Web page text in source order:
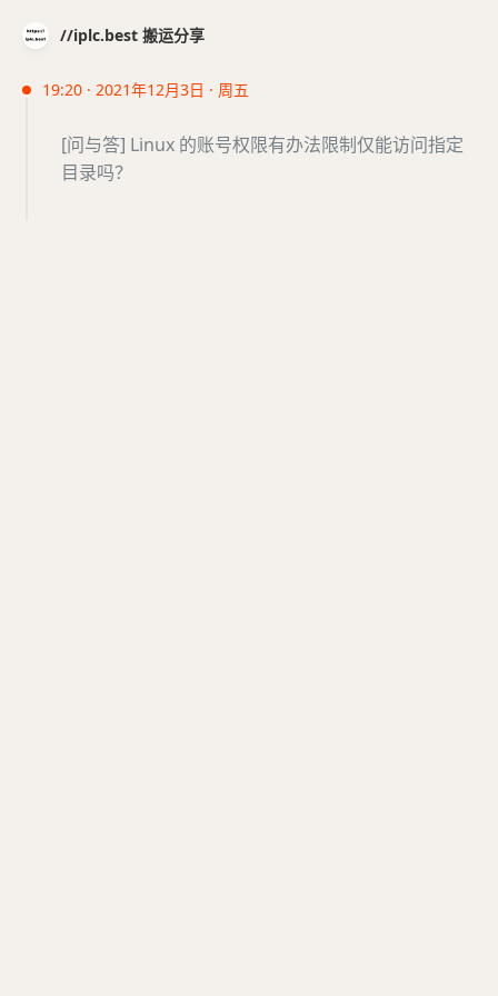
//iplc.best 搬运分享
19:20 · 2021年12月3日 · 周五
[问与答] Linux 的账号权限有办法限制仅能访问指定
目录吗？